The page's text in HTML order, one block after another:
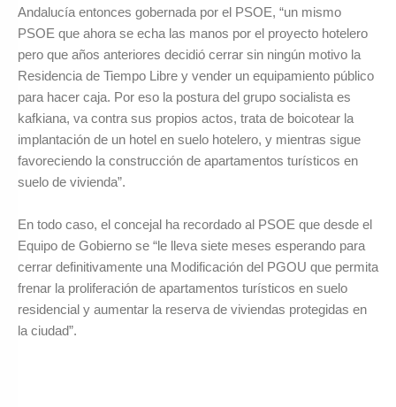
Andalucía entonces gobernada por el PSOE, “un mismo
PSOE que ahora se echa las manos por el proyecto hotelero
pero que años anteriores decidió cerrar sin ningún motivo la
Residencia de Tiempo Libre y vender un equipamiento público
para hacer caja. Por eso la postura del grupo socialista es
kafkiana, va contra sus propios actos, trata de boicotear la
implantación de un hotel en suelo hotelero, y mientras sigue
favoreciendo la construcción de apartamentos turísticos en
suelo de vivienda”.
En todo caso, el concejal ha recordado al PSOE que desde el
Equipo de Gobierno se “le lleva siete meses esperando para
cerrar definitivamente una Modificación del PGOU que permita
frenar la proliferación de apartamentos turísticos en suelo
residencial y aumentar la reserva de viviendas protegidas en
la ciudad”.